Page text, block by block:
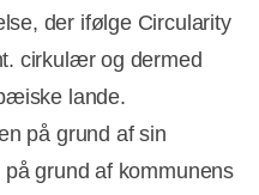
der ifølge Circularity
cirkulær og dermed
lande.
på grund af sin
grund af kommunens